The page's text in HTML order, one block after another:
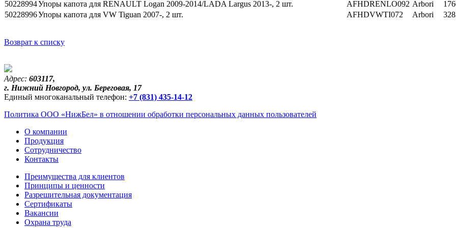
50228994Упоры капота для RENAULT Logan 2009-2014/LADA Largus 2013-, 2 шт. AFHDRENLO092 Arbori
50228996Упоры капота для VW Tiguan 2007-, 2 шт. AFHDVWTI072 Arbori
Возврат к списку
Адрес: 603117,
г. Нижний Новгород, ул. Береговая, 17
Единый многоканальный телефон: +7 (831) 435-14-12
Политика ООО «НижБел» в отношении обработки персональных данных пользователей
О компании
Продукция
Сотрудничество
Контакты
Преимущества для клиентов
Принципы и ценности
Разрешительная документация
Сертификаты
Вакансии
Охрана труда